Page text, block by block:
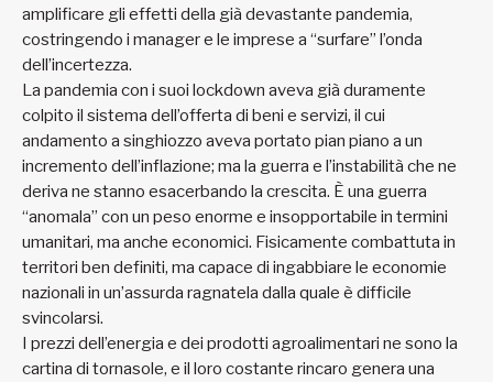
amplificare gli effetti della già devastante pandemia,
costringendo i manager e le imprese a “surfare” l’onda
dell’incertezza.
La pandemia con i suoi lockdown aveva già duramente
colpito il sistema dell’offerta di beni e servizi, il cui
andamento a singhiozzo aveva portato pian piano a un
incremento dell’inflazione; ma la guerra e l’instabilità che ne
deriva ne stanno esacerbando la crescita. È una guerra
“anomala” con un peso enorme e insopportabile in termini
umanitari, ma anche economici. Fisicamente combattuta in
territori ben definiti, ma capace di ingabbiare le economie
nazionali in un’assurda ragnatela dalla quale è difficile
svincolarsi.
I prezzi dell’energia e dei prodotti agroalimentari ne sono la
cartina di tornasole, e il loro costante rincaro genera una